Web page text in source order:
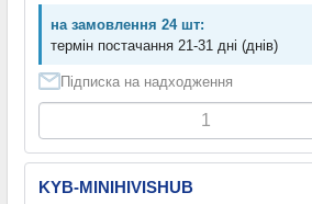
на замовлення 24 шт:
термін постачання 21-31 дні (днів)
Підписка на надходження
KYB-MINIHIVISHUB